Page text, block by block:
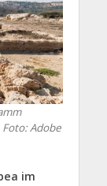
Adobe
im